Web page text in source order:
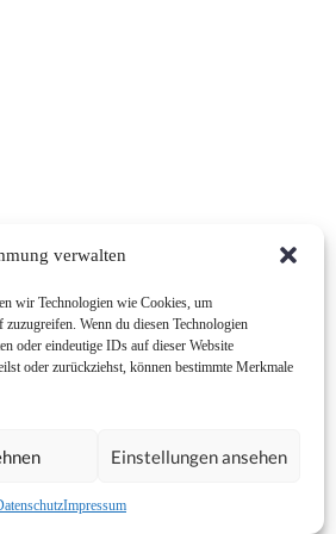
verwalten
wir Technologien wie Cookies, um
Wenn du diesen Technologien
oder eindeutige IDs auf dieser Website
oder zurückziehst, können bestimmte Merkmale
Einstellungen ansehen
Impressum
Impressum
Geschäftsbedingungen